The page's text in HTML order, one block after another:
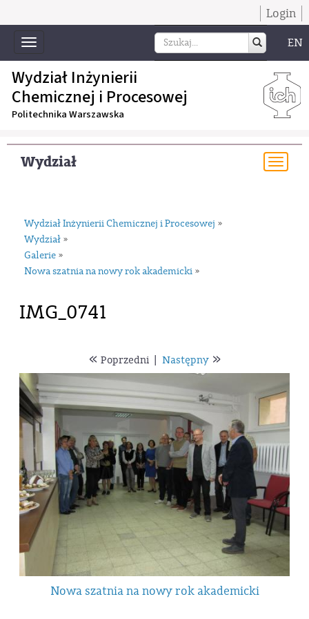
Login
Toggle
navigation
EN
Wydział Inżynierii
Chemicznej i Procesowej
Politechnika Warszawska
Wydział
Wydział Inżynierii Chemicznej i Procesowej »
Wydział »
Galerie »
Nowa szatnia na nowy rok akademicki »
IMG_0741
« Poprzedni Następny»
Nowa szatnia na nowy rok akademicki